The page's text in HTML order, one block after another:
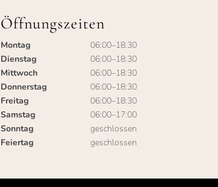
Öffnungszeiten
Montag
06:00–18:30
Dienstag
06:00–18:30
Mittwoch
06:00–18:30
Donnerstag
06:00–18:30
Freitag
06:00–18:30
Samstag
06:00–17:00
Sonntag
geschlossen
Feiertag
geschlossen